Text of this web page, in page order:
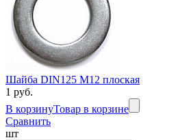
Шайба DIN125 М12 плоская
1 руб.
В корзинуТовар в корзине
Сравнить
шт